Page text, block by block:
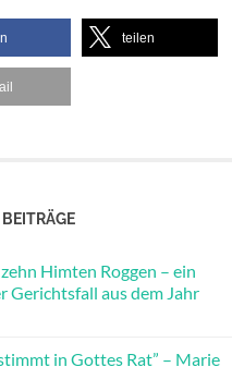
teilen
Himten Roggen – ein
Gerichtsfall aus dem Jahr
in Gottes Rat” – Marie